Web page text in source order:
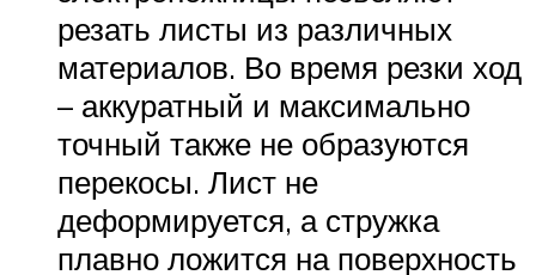
резать листы из различных
материалов. Во время резки ход
– аккуратный и максимально
точный также не образуются
перекосы. Лист не
деформируется, а стружка
плавно ложится на поверхность